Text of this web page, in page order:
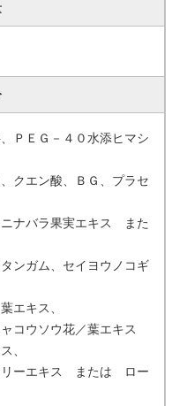
ＰＥＧ－４０水添ヒマシ
クエン酸、ＢＧ、プラセ
ニナバラ果実エキス また
ンガム、セイヨウノコギ
エキス、
コウソウ花／葉エキス
、
リーエキス または ロー